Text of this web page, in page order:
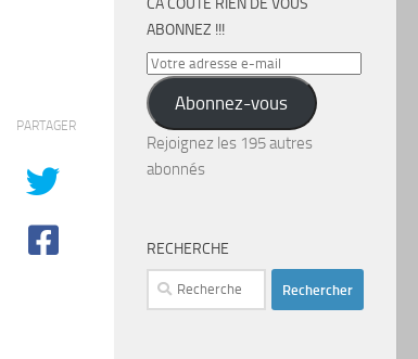
PARTAGER
CA COÛTE RIEN DE VOUS
ABONNEZ !!!
Votre
adresse
e-
mail
Abonnez-vous
Rejoignez les 195 autres
abonnés
RECHERCHE
Rechercher :